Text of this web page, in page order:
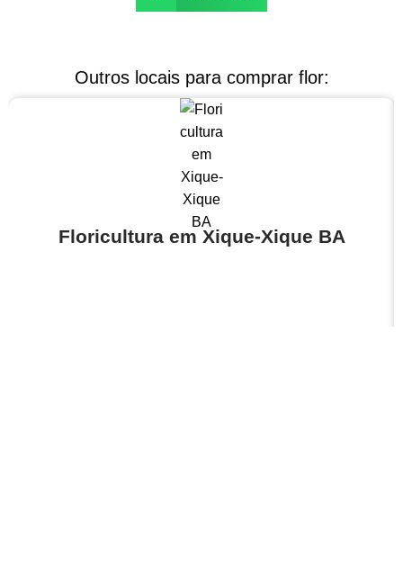
Outros locais para comprar flor:
Floricultura em Xique-Xique BA